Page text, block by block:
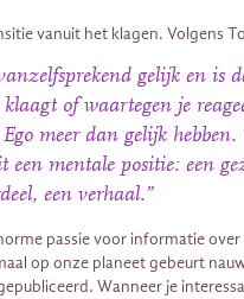
vanuit het klagen. Volgens
gelijk en is
of waartegen je
meer dan gelijk hebben.
mentale positie: een
een verhaal.”
passie voor informatie
op onze planeet gebeurt
Wanneer je